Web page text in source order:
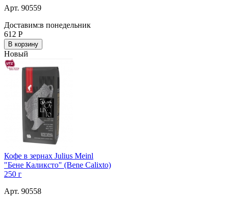
Арт. 90559
Доставим:в понедельник
612 Р
В корзину
Новый
Кофе в зернах Julius Meinl
"Бене Каликсто" (Bene Calixto)
250 г
Арт. 90558